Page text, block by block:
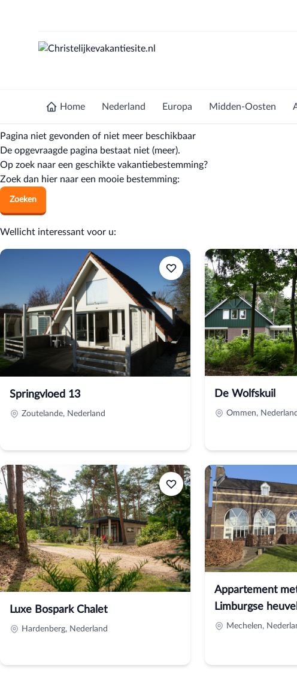
Home Nederland Europa Midden-Oosten
Pagina niet gevonden of niet meer beschikbaar
De opgevraagde pagina bestaat niet (meer).
Op zoek naar een geschikte vakantiebestemming?
Zoek dan hier naar een mooie bestemming:
Zoeken
Wellicht interessant voor u:
Springvloed 13
Zoutelande, Nederland
De Wolfskuil
Ommen, Nederland
Luxe Bospark Chalet
Hardenberg, Nederland
Appartement
Limburgse
Mechelen,